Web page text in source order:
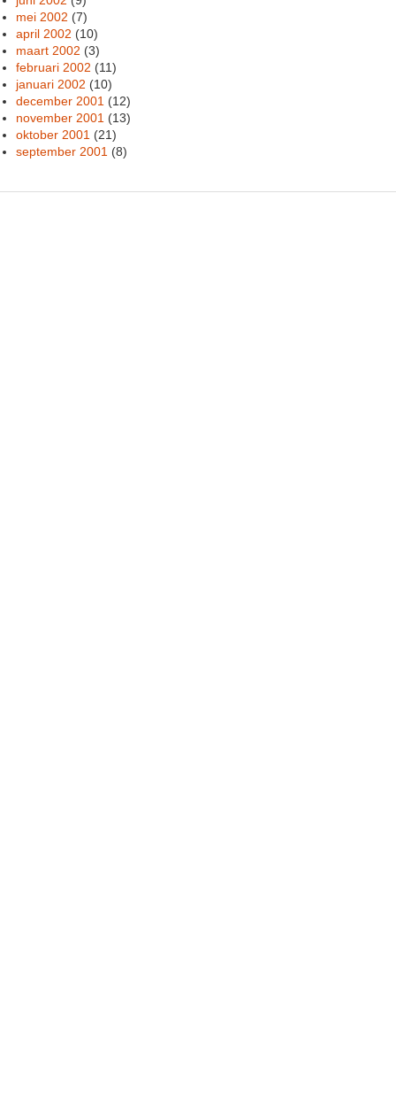
mei 2002 (7)
april 2002 (10)
maart 2002 (3)
februari 2002 (11)
januari 2002 (10)
december 2001 (12)
november 2001 (13)
oktober 2001 (21)
september 2001 (8)